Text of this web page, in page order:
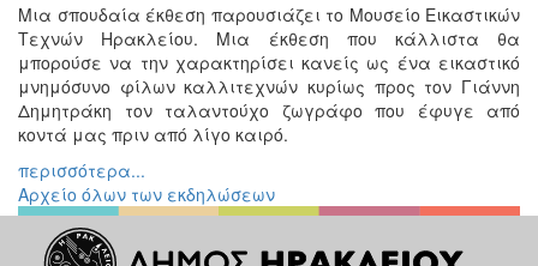
Ημερίδες
-
Διημερίδες
Σεμινάρια-
Διαλέξεις-
Ομιλίες
Διάφορες
Εκθέσεις
Εκδηλώσεις
Μια σπουδαία έκθεση παρουσιάζει το Μουσείο Εικαστικών
Τεχνών Ηρακλείου. Μια έκθεση που κάλλιστα θα
μπορούσε να την χαρακτηρίσει κανείς ως ένα εικαστικό
μνημόσυνο φίλων καλλιτεχνών κυρίως προς τον Γιάννη
Δημητράκη τον ταλαντούχο ζωγράφο που έφυγε από
κοντά μας πριν από λίγο καιρό.
περισσότερα...
Αρχείο όλων των εκδηλώσεων